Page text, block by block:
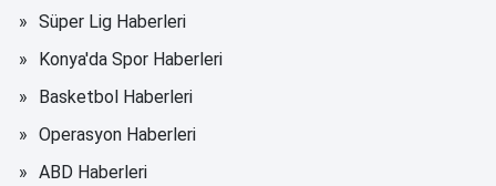
Süper Lig Haberleri
Konya'da Spor Haberleri
Basketbol Haberleri
Operasyon Haberleri
ABD Haberleri